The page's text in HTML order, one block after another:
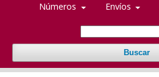
Números Envíos
Buscar